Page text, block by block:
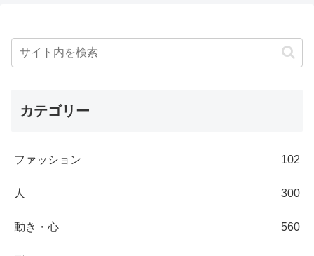
カテゴリー
ファッション 102
人 300
動き・心 560